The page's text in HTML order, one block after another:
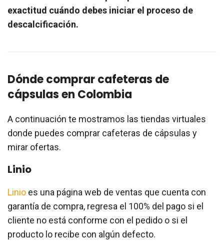
exactitud cuándo debes iniciar el proceso de
descalcificación.
Dónde comprar cafeteras de
cápsulas en Colombia
A continuación te mostramos las tiendas virtuales
donde puedes comprar cafeteras de cápsulas y
mirar ofertas.
Linio
Linio es una página web de ventas que cuenta con
garantía de compra, regresa el 100% del pago si el
cliente no está conforme con el pedido o si el
producto lo recibe con algún defecto.